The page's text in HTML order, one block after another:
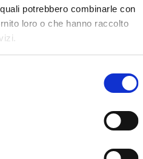
potrebbero combinarle con
loro o che hanno raccolto